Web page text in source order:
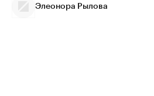
Элеонора Рылова